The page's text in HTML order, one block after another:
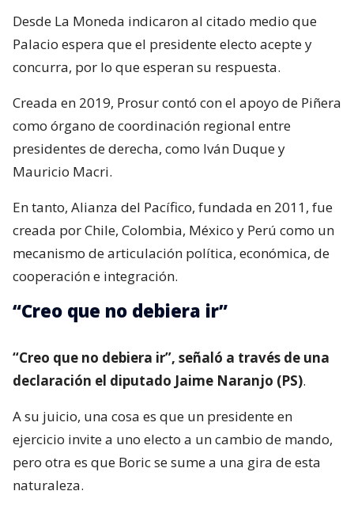
Desde La Moneda indicaron al citado medio que
Palacio espera que el presidente electo acepte y
concurra, por lo que esperan su respuesta.
Creada en 2019, Prosur contó con el apoyo de Piñera
como órgano de coordinación regional entre
presidentes de derecha, como Iván Duque y
Mauricio Macri.
En tanto, Alianza del Pacífico, fundada en 2011, fue
creada por Chile, Colombia, México y Perú como un
mecanismo de articulación política, económica, de
cooperación e integración.
“Creo que no debiera ir”
“Creo que no debiera ir”, señaló a través de una
declaración el diputado Jaime Naranjo (PS).
A su juicio, una cosa es que un presidente en
ejercicio invite a uno electo a un cambio de mando,
pero otra es que Boric se sume a una gira de esta
naturaleza.